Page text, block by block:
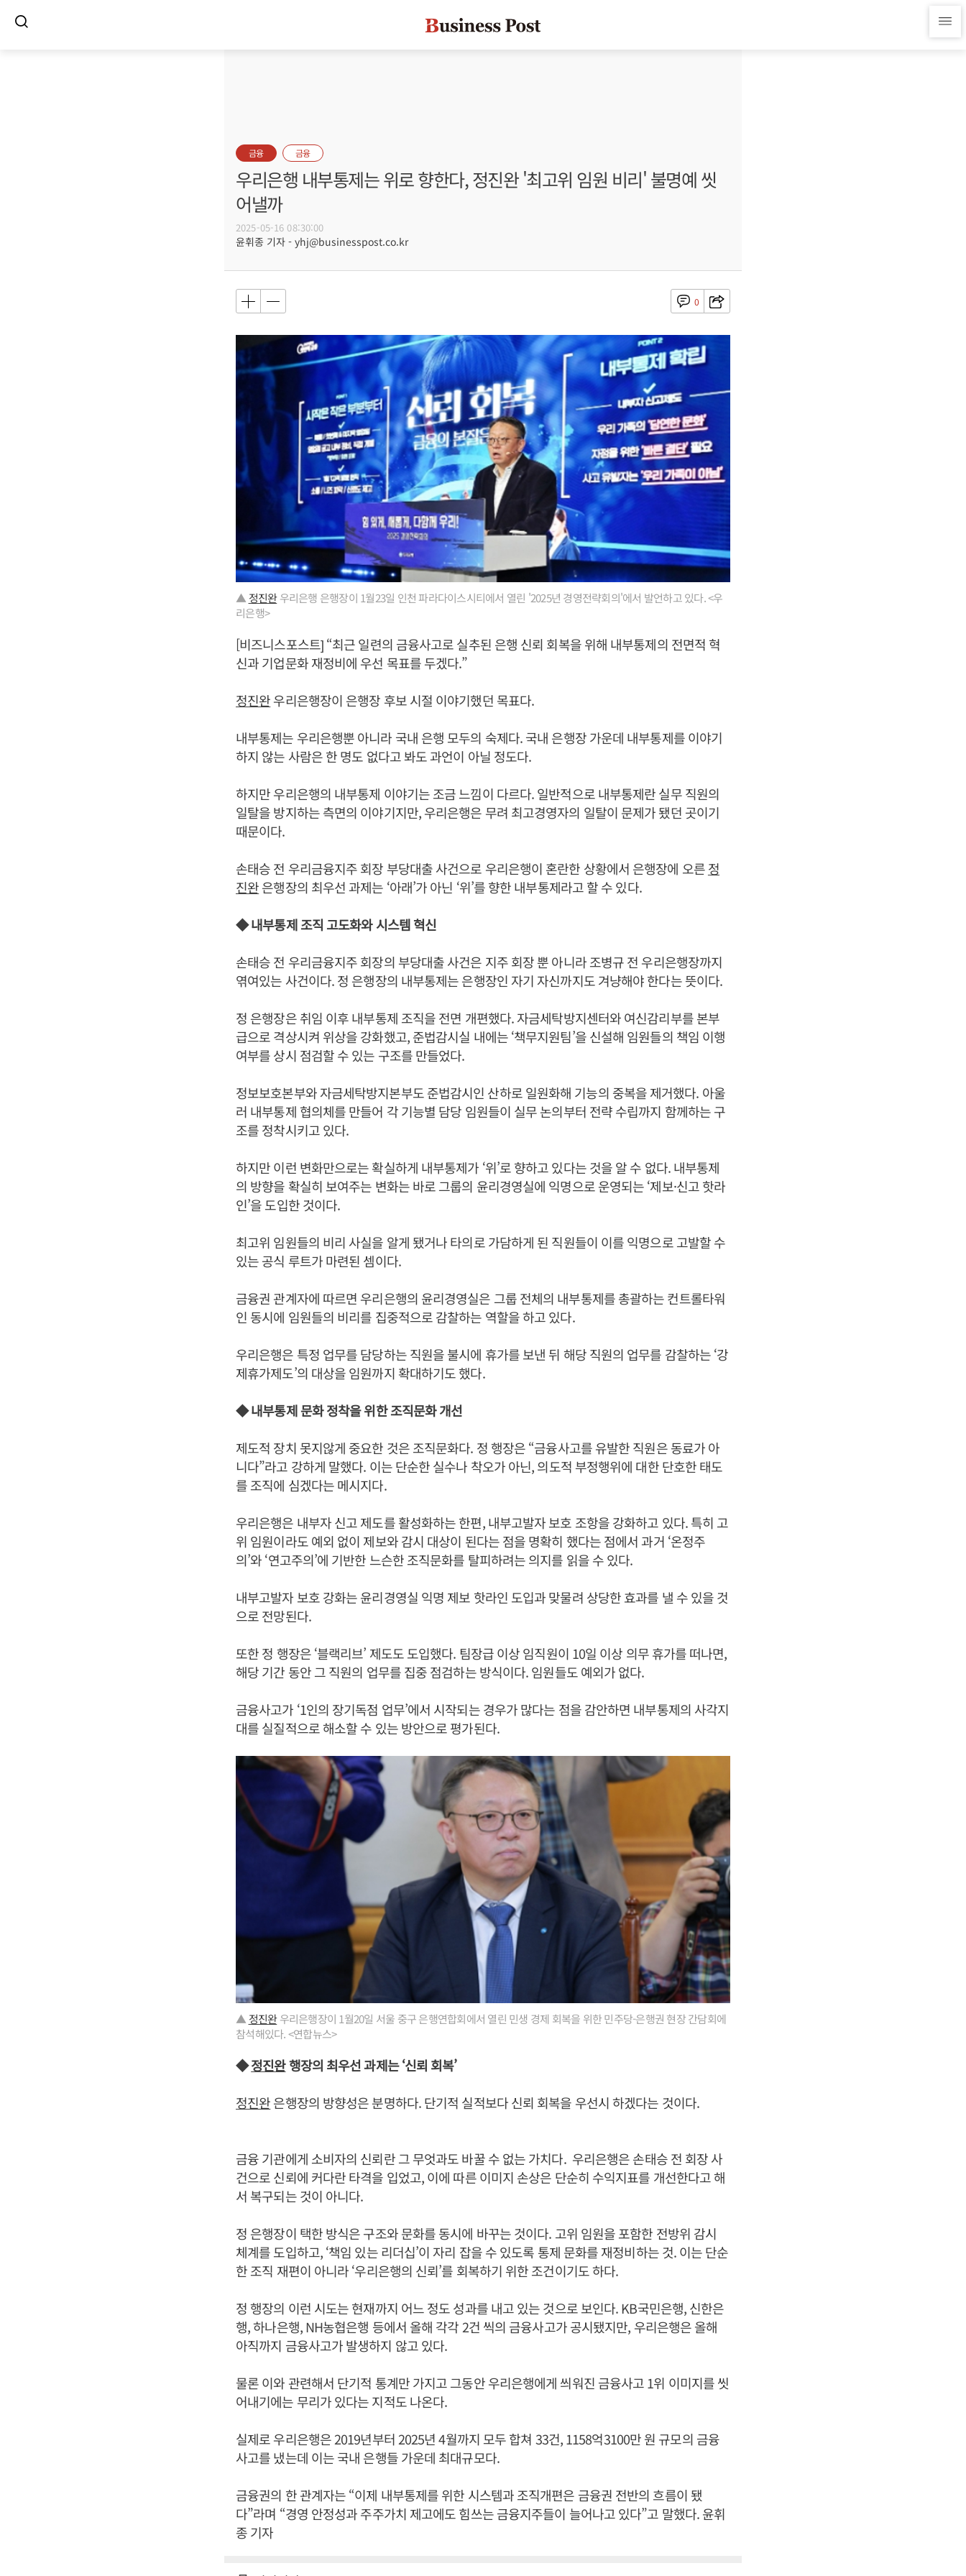
금융 금융
우리은행 내부통제는 위로 향한다, 정진완 '최고위 임원 비리' 불명예 씻
어낼까
2025-05-16 08:30:00
윤휘종 기자 - yhj@businesspost.co.kr
0
▲ 정진완우리은행 은행장이 1월23일 인천 파라다이스시티에서 열린 '2025년 경영전략회의'에서 발언하고 있다. <우
리은행>
[비즈니스포스트] “최근 일련의 금융사고로 실추된 은행 신뢰 회복을 위해 내부통제의 전면적 혁
신과 기업문화 재정비에 우선 목표를 두겠다.”
정진완우리은행장이 은행장 후보 시절 이야기했던 목표다.
내부통제는 우리은행뿐 아니라 국내 은행 모두의 숙제다. 국내 은행장 가운데 내부통제를 이야기
하지 않는 사람은 한 명도 없다고 봐도 과언이 아닐 정도다.
하지만 우리은행의 내부통제 이야기는 조금 느낌이 다르다. 일반적으로 내부통제란 실무 직원의
일탈을 방지하는 측면의 이야기지만, 우리은행은 무려 최고경영자의 일탈이 문제가 됐던 곳이기
때문이다.
손태승 전 우리금융지주 회장 부당대출 사건으로 우리은행이 혼란한 상황에서 은행장에 오른정
진완은행장의 최우선 과제는 ‘아래’가 아닌 ‘위’를 향한 내부통제라고 할 수 있다.
◆ 내부통제 조직 고도화와 시스템 혁신
손태승 전 우리금융지주 회장의 부당대출 사건은 지주 회장 뿐 아니라 조병규 전 우리은행장까지
엮여있는 사건이다. 정 은행장의 내부통제는 은행장인 자기 자신까지도 겨냥해야 한다는 뜻이다.
정 은행장은 취임 이후 내부통제 조직을 전면 개편했다. 자금세탁방지센터와 여신감리부를 본부
급으로 격상시켜 위상을 강화했고, 준법감시실 내에는 ‘책무지원팀’을 신설해 임원들의 책임 이행
여부를 상시 점검할 수 있는 구조를 만들었다.
정보보호본부와 자금세탁방지본부도 준법감시인 산하로 일원화해 기능의 중복을 제거했다. 아울
러 내부통제 협의체를 만들어 각 기능별 담당 임원들이 실무 논의부터 전략 수립까지 함께하는 구
조를 정착시키고 있다.
하지만 이런 변화만으로는 확실하게 내부통제가 ‘위’로 향하고 있다는 것을 알 수 없다. 내부통제
의 방향을 확실히 보여주는 변화는 바로 그룹의 윤리경영실에 익명으로 운영되는 ‘제보·신고 핫라
인’을 도입한 것이다.
최고위 임원들의 비리 사실을 알게 됐거나 타의로 가담하게 된 직원들이 이를 익명으로 고발할 수
있는 공식 루트가 마련된 셈이다.
금융권 관계자에 따르면 우리은행의 윤리경영실은 그룹 전체의 내부통제를 총괄하는 컨트롤타워
인 동시에 임원들의 비리를 집중적으로 감찰하는 역할을 하고 있다.
우리은행은 특정 업무를 담당하는 직원을 불시에 휴가를 보낸 뒤 해당 직원의 업무를 감찰하는 ‘강
제휴가제도’의 대상을 임원까지 확대하기도 했다.
◆ 내부통제 문화 정착을 위한 조직문화 개선
제도적 장치 못지않게 중요한 것은 조직문화다. 정 행장은 “금융사고를 유발한 직원은 동료가 아
니다”라고 강하게 말했다. 이는 단순한 실수나 착오가 아닌, 의도적 부정행위에 대한 단호한 태도
를 조직에 심겠다는 메시지다.
우리은행은 내부자 신고 제도를 활성화하는 한편, 내부고발자 보호 조항을 강화하고 있다. 특히 고
위 임원이라도 예외 없이 제보와 감시 대상이 된다는 점을 명확히 했다는 점에서 과거 ‘온정주
의’와 ‘연고주의’에 기반한 느슨한 조직문화를 탈피하려는 의지를 읽을 수 있다.
내부고발자 보호 강화는 윤리경영실 익명 제보 핫라인 도입과 맞물려 상당한 효과를 낼 수 있을 것
으로 전망된다.
또한 정 행장은 ‘블랙리브’ 제도도 도입했다. 팀장급 이상 임직원이 10일 이상 의무 휴가를 떠나면,
해당 기간 동안 그 직원의 업무를 집중 점검하는 방식이다. 임원들도 예외가 없다.
금융사고가 ‘1인의 장기독점 업무’에서 시작되는 경우가 많다는 점을 감안하면 내부통제의 사각지
대를 실질적으로 해소할 수 있는 방안으로 평가된다.
▲ 정진완우리은행장이 1월20일 서울 중구 은행연합회에서 열린 민생 경제 회복을 위한 민주당-은행권 현장 간담회에
참석해있다. <연합뉴스>
◆정진완행장의 최우선 과제는 ‘신뢰 회복’
정진완은행장의 방향성은 분명하다. 단기적 실적보다 신뢰 회복을 우선시 하겠다는 것이다.
금융 기관에게 소비자의 신뢰란 그 무엇과도 바꿀 수 없는 가치다. 우리은행은 손태승 전 회장 사
건으로 신뢰에 커다란 타격을 입었고, 이에 따른 이미지 손상은 단순히 수익지표를 개선한다고 해
서 복구되는 것이 아니다.
정 은행장이 택한 방식은 구조와 문화를 동시에 바꾸는 것이다. 고위 임원을 포함한 전방위 감시
체계를 도입하고, ‘책임 있는 리더십’이 자리 잡을 수 있도록 통제 문화를 재정비하는 것. 이는 단순
한 조직 재편이 아니라 ‘우리은행의 신뢰’를 회복하기 위한 조건이기도 하다.
정 행장의 이런 시도는 현재까지 어느 정도 성과를 내고 있는 것으로 보인다. KB국민은행, 신한은
행, 하나은행, NH농협은행 등에서 올해 각각 2건 씩의 금융사고가 공시됐지만, 우리은행은 올해
아직까지 금융사고가 발생하지 않고 있다.
물론 이와 관련해서 단기적 통계만 가지고 그동안 우리은행에게 씌워진 금융사고 1위 이미지를 씻
어내기에는 무리가 있다는 지적도 나온다.
실제로 우리은행은 2019년부터 2025년 4월까지 모두 합쳐 33건, 1158억3100만 원 규모의 금융
사고를 냈는데 이는 국내 은행들 가운데 최대규모다.
금융권의 한 관계자는 “이제 내부통제를 위한 시스템과 조직개편은 금융권 전반의 흐름이 됐
다”라며 “경영 안정성과 주주가치 제고에도 힘쓰는 금융지주들이 늘어나고 있다”고 말했다. 윤휘
종 기자